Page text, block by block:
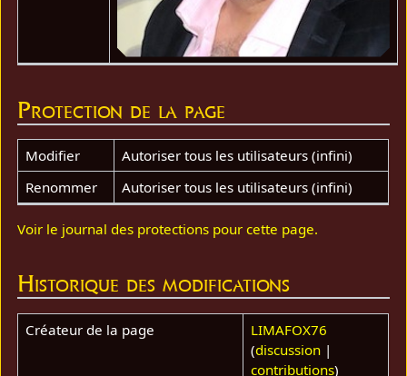
Protection de la page
Modifier
Autoriser tous les utilisateurs (infini)
Renommer
Autoriser tous les utilisateurs (infini)
Voir le journal des protections pour cette page.
Historique des modifications
Créateur de la page
LIMAFOX76
(discussion|
contributions)